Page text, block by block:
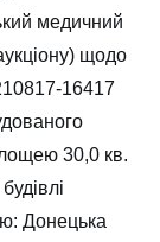
медичний
щодо
16417
30,0 кв.
Донецька